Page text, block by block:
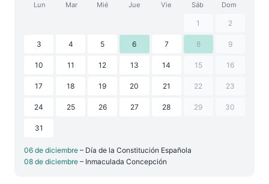
Lun Mar Mié Jue Vie Sáb Dom
1 2
3 4 5 6 7 8 9
10 11 12 13 14 15 16
17 18 19 20 21 22 23
24 25 26 27 28 29 30
31
06 de diciembre – Día de la Constitución Española
08 de diciembre – Inmaculada Concepción